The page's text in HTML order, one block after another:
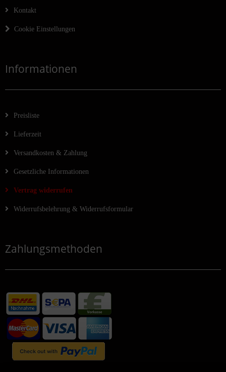
Kontakt
Cookie Einstellungen
Informationen
Preisliste
Lieferzeit
Versandkosten & Zahlung
Gesetzliche Informationen
Vertrag widerrufen
Widerrufsbelehrung & Widerrufsformular
Zahlungsmethoden